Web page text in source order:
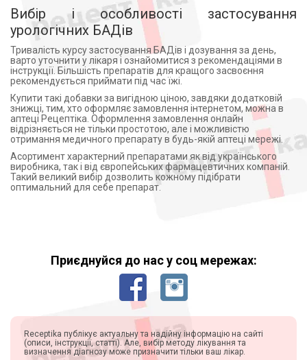
Вибір і особливості застосування
урологічних БАДів
Тривалість курсу застосування БАДів і дозування за день,
варто уточнити у лікаря і ознайомитися з рекомендаціями в
інструкції. Більшість препаратів для кращого засвоєння
рекомендується приймати під час їжі.
Купити такі добавки за вигідною ціною, завдяки додатковій
знижці, тим, хто оформляє замовлення інтернетом, можна в
аптеці Рецептіка. Оформлення замовлення онлайн
відрізняється не тільки простотою, але і можливістю
отримання медичного препарату в будь-якій аптеці мережі.
Асортимент характерний препаратами як від українського
виробника, так і від європейських фармацевтичних компаній.
Такий великий вибір дозволить кожному підібрати
оптимальний для себе препарат.
Приєднуйся до нас у соц мережах:
Receptika публікує актуальну та надійну інформацію на сайті
(описи, інструкції, статті). Але, вибір методу лікування та
визначення діагнозу може призначити тільки ваш лікар.